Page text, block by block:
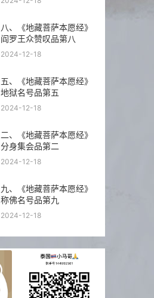
八、《地藏菩萨本愿经》
阎罗王众赞叹品第八
2024-12-18
五、《地藏菩萨本愿经》
地狱名号品第五
2024-12-18
二、《地藏菩萨本愿经》
分身集会品第二
2024-12-18
九、《地藏菩萨本愿经》
称佛名号品第九
2024-12-18